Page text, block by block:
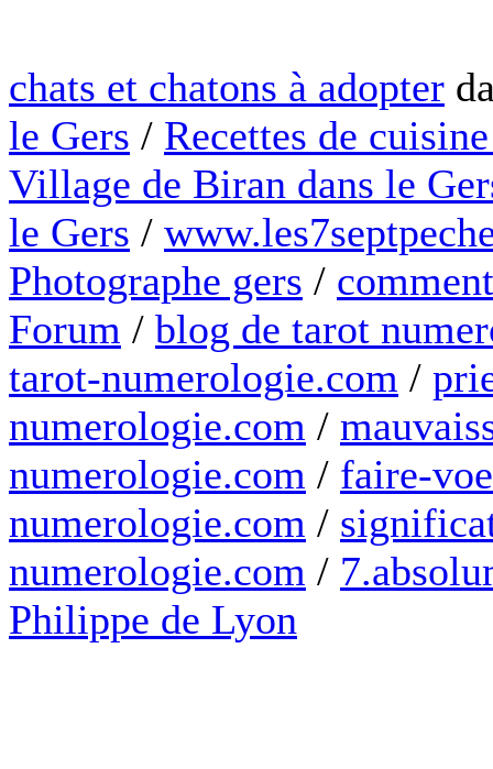
chats et chatons à adopter
le Gers / Recettes de
Village de Biran dans le
le Gers /
Photographe gers /
Forum / blog de tarot
tarot-numerologie.com /
numerologie.com /
numerologie.com / faire-
numerologie.com /
numerologie.com /
Philippe de Lyon